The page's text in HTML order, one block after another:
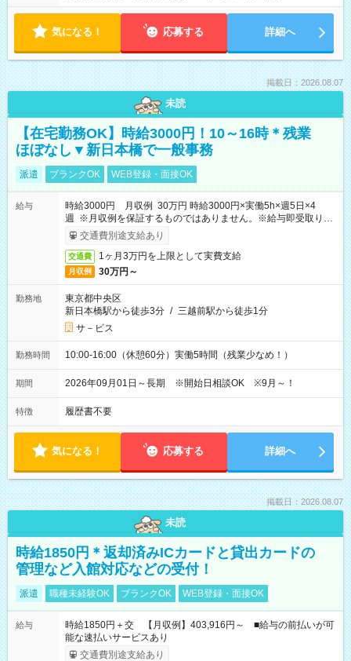
気になる！ 応募する 詳細へ
掲載日：2026.08.07
未読
【在宅勤務OK】時給3000円！10～16時＊残業
ほぼなし▼新日本橋で一般事務
派遣 ブランクOK WEB登録・面接OK
給与
時給3000円 月収例 30万円 時給3000円×実働5h×週5日×4
週 ※月収例を保証するものではありません。※給与即受取りサ
ービス利用可（利用条件有）
交通費別途支給あり
交通費 1ヶ月3万円を上限として実費支給
月収例 30万円～
勤務地
東京都中央区
新日本橋駅から徒歩3分 / 三越前駅から徒歩1分
サ－ビス
勤務時間 10:00-16:00（休憩60分）実働5時間（残業少なめ！）
期間 2026年09月01日～長期 ※開始日相談OK ※9月～！
特徴 履歴書不要
気になる！ 応募する 詳細へ
掲載日：2026.08.07
未読
時給1850円＊返却済みICカードと貸出カードの
管理など入館対応などの受付！
派遣 職種未経験OK ブランクOK WEB登録・面接OK
給与
時給1850円＋交 【月収例】403,916円～ ■給与の前払いが可
能な速払いサービスあり
交通費別途支給あり